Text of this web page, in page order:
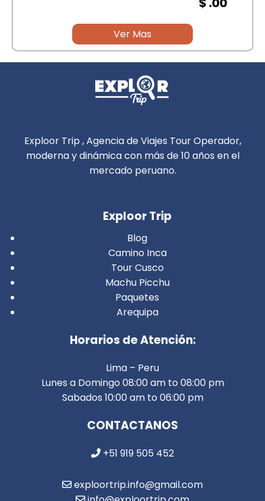
Ver Mas
Exploor Trip , Agencia de Viajes Tour Operador,
moderna y dinámica con más de 10 años en el
mercado peruano.
Exploor Trip
Blog
Camino Inca
Tour Cusco
Machu Picchu
Paquetes
Arequipa
Horarios de Atención:
Lima – Peru
Lunes a Domingo 08:00 am to 08:00 pm
Sabados 10:00 am to 06:00 pm
CONTACTANOS
+51 919 505 452
exploortrip.info@gmail.com